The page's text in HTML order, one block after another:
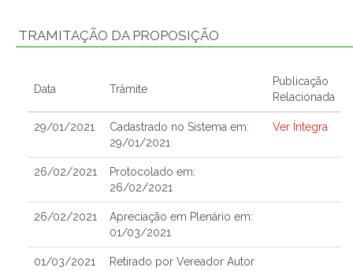
TRAMITAÇÃO DA PROPOSIÇÃO
Data Trâmite
Publicação
Relacionada
29/01/2021
Cadastrado no Sistema em:
29/01/2021
Ver Íntegra
26/02/2021
Protocolado em:
26/02/2021
26/02/2021
Apreciação em Plenário em:
01/03/2021
01/03/2021 Retirado por Vereador Autor